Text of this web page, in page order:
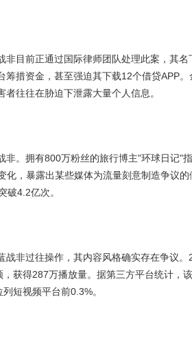
非目前正通过国际律师团队处理此案，其
筹措资金，甚至强迫其下载12个借贷APP
往往在胁迫下泄露大量个人信息。
非。拥有800万粉丝的旅行博主"环球日记"
化，暴露出某些媒体为流量刻意制造争议
破4.2亿次。
战非过往操作，其内容风格确实存在争议
获得287万播放量。据第三方平台统计，
短视频平台前0.3%。